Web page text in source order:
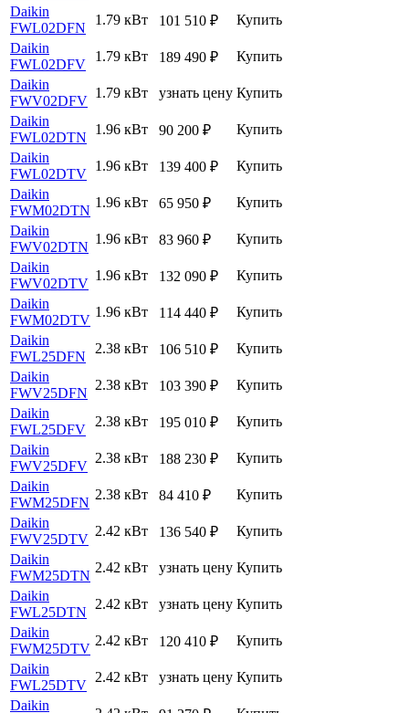
Daikin
FWL02DFN
1.79 кВт 101 510 ₽
Купить
Daikin
FWL02DFV
1.79 кВт 189 490 ₽
Купить
Daikin
FWV02DFV
1.79 кВт узнать цену Купить
Daikin
FWL02DTN
1.96 кВт 90 200 ₽
Купить
Daikin
FWL02DTV
1.96 кВт 139 400 ₽
Купить
Daikin
FWM02DTN
1.96 кВт 65 950 ₽
Купить
Daikin
FWV02DTN
1.96 кВт 83 960 ₽
Купить
Daikin
FWV02DTV
1.96 кВт 132 090 ₽
Купить
Daikin
FWM02DTV
1.96 кВт 114 440 ₽
Купить
Daikin
FWL25DFN
2.38 кВт 106 510 ₽
Купить
Daikin
FWV25DFN
2.38 кВт 103 390 ₽
Купить
Daikin
FWL25DFV
2.38 кВт 195 010 ₽
Купить
Daikin
FWV25DFV
2.38 кВт 188 230 ₽
Купить
Daikin
FWM25DFN
2.38 кВт 84 410 ₽
Купить
Daikin
FWV25DTV
2.42 кВт 136 540 ₽
Купить
Daikin
FWM25DTN
2.42 кВт узнать цену Купить
Daikin
FWL25DTN
2.42 кВт узнать цену Купить
Daikin
FWM25DTV
2.42 кВт 120 410 ₽
Купить
Daikin
FWL25DTV
2.42 кВт узнать цену Купить
Daikin